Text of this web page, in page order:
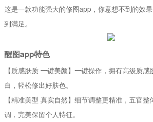
这是一款功能强大的修图app，你意想不到的效
到满足。
醒图app特色
【质感肤质 一键美颜】一键操作，拥有高级质
白，轻松修出好肤色。
【精准美型 真实自然】细节调整更精准，五官
调，完美保留个人特征。